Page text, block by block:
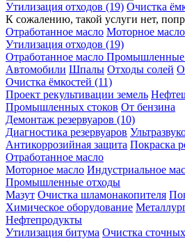
Утилизация отходов (19) Очистка
К сожалению, такой услуги нет,
Отработанное масло Моторное масло
Утилизация отходов (19)
Отработанное масло Промышленные
Автомобили Шпалы Отходы солей
Очистка ёмкостей (11)
Проект рекультивации земель
Промышленных стоков От бензина
Демонтаж резервуаров (10)
Диагностика резервуаров
Антикоррозийная защита Покраска
Отработанное масло
Моторное масло Индустриальное
Промышленные отходы
Мазут Очистка шламонакопителя
Химическое оборудование
Нефтепродукты
Утилизация битума Очистка